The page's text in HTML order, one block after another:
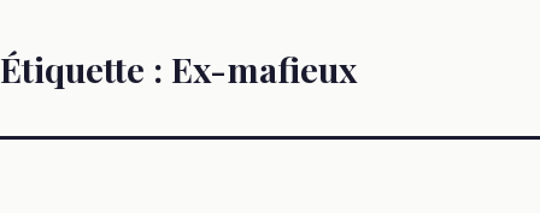
Étiquette : Ex-mafieux